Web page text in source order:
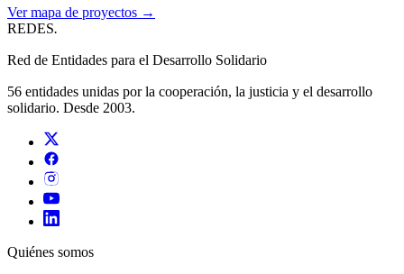
Ver mapa de proyectos →
REDES.
Red de Entidades para el Desarrollo Solidario
56 entidades unidas por la cooperación, la justicia y el desarrollo
solidario. Desde 2003.
Quiénes somos